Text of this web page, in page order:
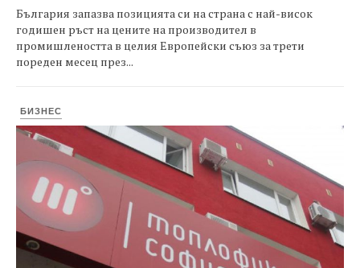
България запазва позицията си на страна с най-висок
годишен ръст на цените на производител в
промишлеността в целия Европейски съюз за трети
пореден месец през...
БИЗНЕС